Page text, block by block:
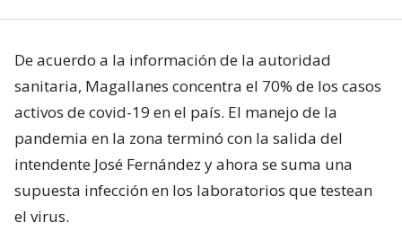
De acuerdo a la información de la autoridad
sanitaria, Magallanes concentra el 70% de los casos
activos de covid-19 en el país. El manejo de la
pandemia en la zona terminó con la salida del
intendente José Fernández y ahora se suma una
supuesta infección en los laboratorios que testean
el virus.